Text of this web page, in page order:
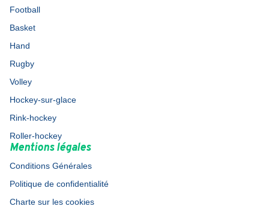
Football
Basket
Hand
Rugby
Volley
Hockey-sur-glace
Rink-hockey
Roller-hockey
Mentions légales
Conditions Générales
Politique de confidentialité
Charte sur les cookies